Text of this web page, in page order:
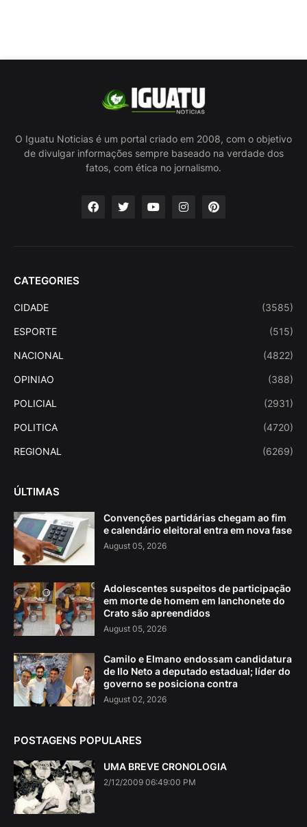
O Iguatu Noticias é um portal criado em 2008, com o objetivo
de divulgar informações sempre baseado na verdade dos
fatos, com ética no jornalismo.
CATEGORIES
CIDADE (3585)
ESPORTE (515)
NACIONAL (4822)
OPINIAO (388)
POLICIAL (2931)
POLITICA (4720)
REGIONAL (6269)
ÚLTIMAS
Convenções partidárias chegam ao fim
e calendário eleitoral entra em nova fase
August 05, 2026
Adolescentes suspeitos de participação
em morte de homem em lanchonete do
Crato são apreendidos
August 05, 2026
Camilo e Elmano endossam candidatura
de Ilo Neto a deputado estadual; líder do
governo se posiciona contra
August 02, 2026
POSTAGENS POPULARES
UMA BREVE CRONOLOGIA
2/12/2009 06:49:00 PM